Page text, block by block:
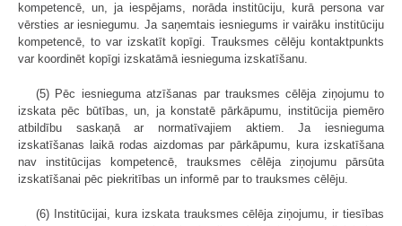
kompetencē, un, ja iespējams, norāda institūciju, kurā persona var
vērsties ar iesniegumu. Ja saņemtais iesniegums ir vairāku institūciju
kompetencē, to var izskatīt kopīgi. Trauksmes cēlēju kontaktpunkts
var koordinēt kopīgi izskatāmā iesnieguma izskatīšanu.
(5) Pēc iesnieguma atzīšanas par trauksmes cēlēja ziņojumu to
izskata pēc būtības, un, ja konstatē pārkāpumu, institūcija piemēro
atbildību saskaņā ar normatīvajiem aktiem. Ja iesnieguma
izskatīšanas laikā rodas aizdomas par pārkāpumu, kura izskatīšana
nav institūcijas kompetencē, trauksmes cēlēja ziņojumu pārsūta
izskatīšanai pēc piekritības un informē par to trauksmes cēlēju.
(6) Institūcijai, kura izskata trauksmes cēlēja ziņojumu, ir tiesības